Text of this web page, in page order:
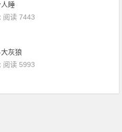
睡
阅读 7443
灰狼
阅读 5993